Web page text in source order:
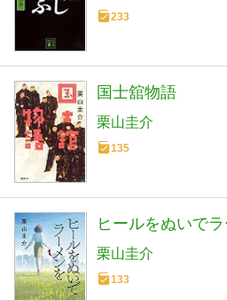
233
国士舘物語
栗山圭介
135
ヒールをぬいで
栗山圭介
133